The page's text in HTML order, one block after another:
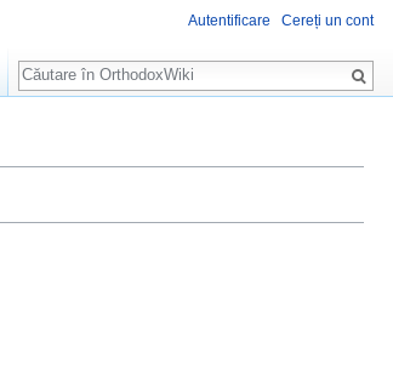
Autentificare Cereți un cont
Căutare